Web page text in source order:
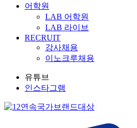
어학원
LAB 어학원
LAB 라이브
RECRUIT
강사채용
이노크루채용
유튜브
인스타그램